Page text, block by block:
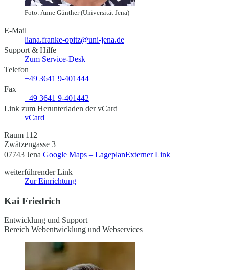
Foto: Anne Günther (Universität Jena)
E-Mail
liana.franke-opitz@uni-jena.de
Support & Hilfe
Zum Service-Desk
Telefon
+49 3641 9-401444
Fax
+49 3641 9-401442
Link zum Herunterladen der vCard
vCard
Raum 112
Zwätzengasse 3
07743 Jena Google Maps – LageplanExterner Link
weiterführender Link
Zur Einrichtung
Kai Friedrich
Entwicklung und Support
Bereich Webentwicklung und Webservices